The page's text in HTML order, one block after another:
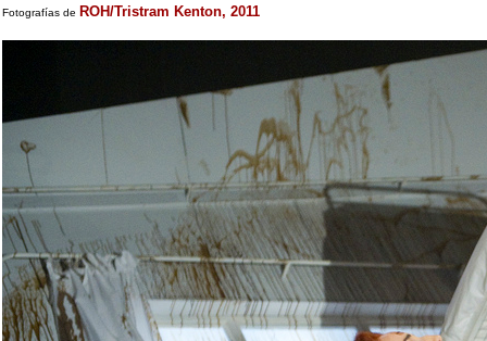
Fotografías de ROH/Tristram Kenton, 2011